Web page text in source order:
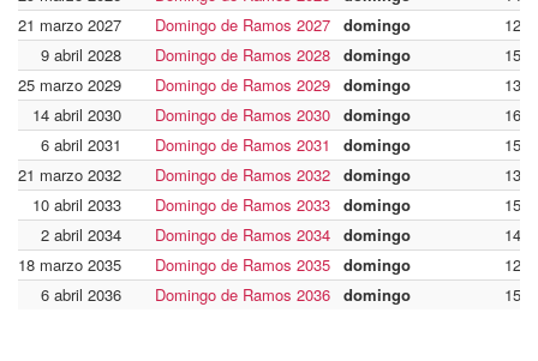
21 marzo 2027
Domingo de Ramos 2027 domingo
12
9 abril 2028
Domingo de Ramos 2028 domingo
15
25 marzo 2029
Domingo de Ramos 2029 domingo
13
14 abril 2030
Domingo de Ramos 2030 domingo
16
6 abril 2031
Domingo de Ramos 2031 domingo
15
21 marzo 2032
Domingo de Ramos 2032 domingo
13
10 abril 2033
Domingo de Ramos 2033 domingo
15
2 abril 2034
Domingo de Ramos 2034 domingo
14
18 marzo 2035
Domingo de Ramos 2035 domingo
12
6 abril 2036
Domingo de Ramos 2036 domingo 15